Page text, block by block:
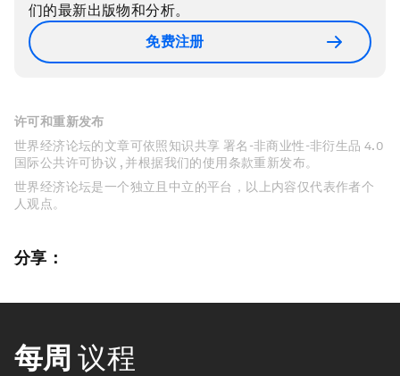
们的最新出版物和分析。
免费注册
许可和重新发布
世界经济论坛的文章可依照知识共享 署名-非商业性-非衍生品 4.0
国际公共许可协议 , 并根据我们的使用条款重新发布。
世界经济论坛是一个独立且中立的平台，以上内容仅代表作者个
人观点。
分享：
每周 议程